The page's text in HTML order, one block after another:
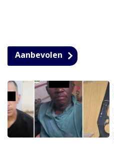
Aanbevolen